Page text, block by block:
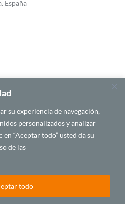
su experiencia de navegación,
personalizados y analizar
“Aceptar todo” usted da su
de las
todo
España